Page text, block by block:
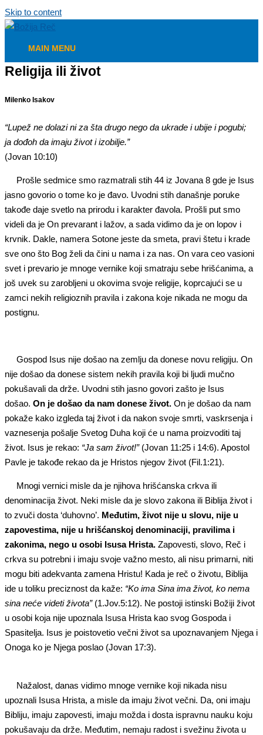
Skip to content
MAIN MENU
Religija ili život
Milenko Isakov
“Lupež ne dolazi ni za šta drugo nego da ukrade i ubije i pogubi;
ja dođoh da imaju život i izobilje.”
(Jovan 10:10)
Prošle sedmice smo razmatrali stih 44 iz Jovana 8 gde je Isus
jasno govorio o tome ko je đavo. Uvodni stih današnje poruke
takođe daje svetlo na prirodu i karakter đavola. Prošli put smo
videli da je On prevarant i lažov, a sada vidimo da je on lopov i
krvnik. Dakle, namera Sotone jeste da smeta, pravi štetu i krade
sve ono što Bog želi da čini u nama i za nas. On vara ceo vasioni
svet i prevario je mnoge vernike koji smatraju sebe hrišćanima, a
još uvek su zarobljeni u okovima svoje religije, koprcajući se u
zamci nekih religioznih pravila i zakona koje nikada ne mogu da
postignu.
Gospod Isus nije došao na zemlju da donese novu religiju. On
nije došao da donese sistem nekih pravila koji bi ljudi mučno
pokušavali da drže. Uvodni stih jasno govori zašto je Isus
došao. On je došao da nam donese život. On je došao da nam
pokaže kako izgleda taj život i da nakon svoje smrti, vaskrsenja i
vaznesenja pošalje Svetog Duha koji će u nama proizvoditi taj
život. Isus je rekao: “Ja sam život!”(Jovan 11:25 i 14:6). Apostol
Pavle je takođe rekao da je Hristos njegov život (Fil.1:21).
Mnogi vernici misle da je njihova hrišćanska crkva ili
denominacija život. Neki misle da je slovo zakona ili Biblija život i
to zvuči dosta ‘duhovno’. Međutim, život nije u slovu, nije u
zapovestima, nije u hrišćanskoj denominaciji, pravilima i
zakonima, nego u osobi Isusa Hrista. Zapovesti, slovo, Reč i
crkva su potrebni i imaju svoje važno mesto, ali nisu primarni, niti
mogu biti adekvanta zamena Hristu! Kada je reč o životu, Biblija
ide u toliku preciznost da kaže: “Ko ima Sina ima život, ko nema
sina neće videti života”(1.Jov.5:12). Ne postoji istinski Božiji život
u osobi koja nije upoznala Isusa Hrista kao svog Gospoda i
Spasitelja. Isus je poistovetio večni život sa upoznavanjem Njega i
Onoga ko je Njega poslao (Jovan 17:3).
Nažalost, danas vidimo mnoge vernike koji nikada nisu
upoznali Isusa Hrista, a misle da imaju život večni. Da, oni imaju
Bibliju, imaju zapovesti, imaju možda i dosta ispravnu nauku koju
pokušavaju da drže. Međutim, nemaju radost i svežinu života u